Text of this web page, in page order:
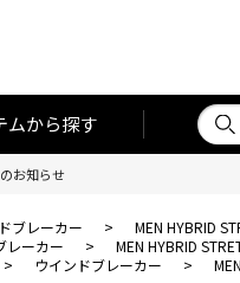
ムから探す
お知らせ
ブレーカー >
MEN HYBRID
レーカー >
MEN HYBRID
> ウインドブレーカー >